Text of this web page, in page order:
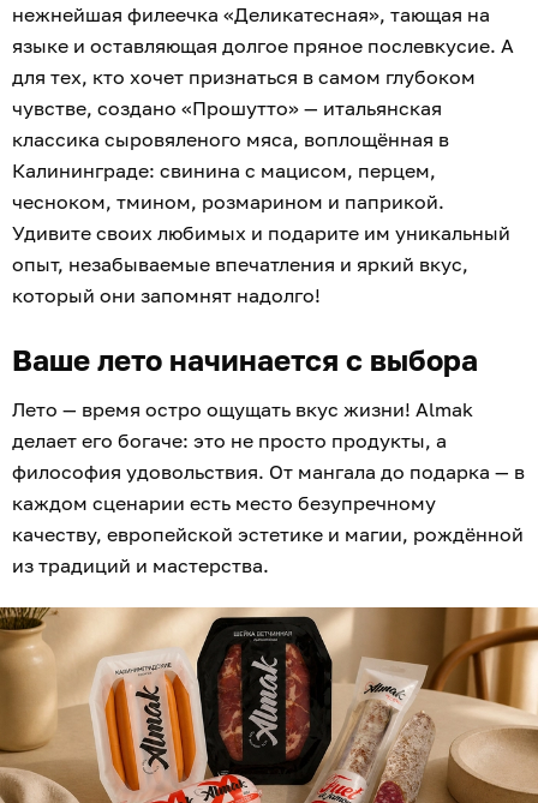
нежнейшая филеечка «Деликатесная», тающая на
языке и оставляющая долгое пряное послевкусие. А
для тех, кто хочет признаться в самом глубоком
чувстве, создано «Прошутто» — итальянская
классика сыровяленого мяса, воплощённая в
Калининграде: свинина с мацисом, перцем,
чесноком, тмином, розмарином и паприкой.
Удивите своих любимых и подарите им уникальный
опыт, незабываемые впечатления и яркий вкус,
который они запомнят надолго!
Ваше лето начинается с выбора
Лето — время остро ощущать вкус жизни! Almak
делает его богаче: это не просто продукты, а
философия удовольствия. От мангала до подарка — в
каждом сценарии есть место безупречному
качеству, европейской эстетике и магии, рождённой
из традиций и мастерства.